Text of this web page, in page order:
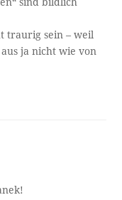
traurig sein – weil
ja nicht wie von